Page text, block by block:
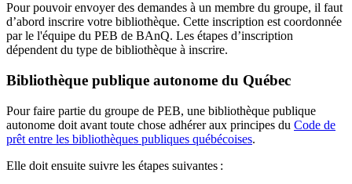
Pour pouvoir envoyer des demandes à un membre du groupe, il faut
d’abord inscrire votre bibliothèque. Cette inscription est coordonnée
par le l'équipe du PEB de BAnQ. Les étapes d’inscription
dépendent du type de bibliothèque à inscrire.
Bibliothèque publique autonome du Québec
Pour faire partie du groupe de PEB, une bibliothèque publique
autonome doit avant toute chose adhérer aux principes du Code de
prêt entre les bibliothèques publiques québécoises.
Elle doit ensuite suivre les étapes suivantes :